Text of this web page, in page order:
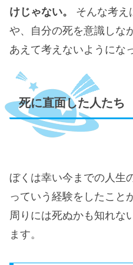
けじゃない。
そんな考え
や、自分の死を意識しな
あえて考えないようにな
死に直面した人たち
ぼくは幸い今までの人生
っていう経験をしたこと
周りには死ぬかも知れな
ます。